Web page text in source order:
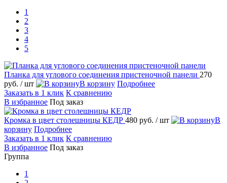
1
2
3
4
5
Планка для углового соединения пристеночной панели 270
руб. / шт В корзину Подробнее
Заказать в 1 клик К сравнению
В избранное Под заказ
Кромка в цвет столешницы КЕДР 480 руб. / шт
В
корзину Подробнее
Заказать в 1 клик К сравнению
В избранное Под заказ
Группа
1